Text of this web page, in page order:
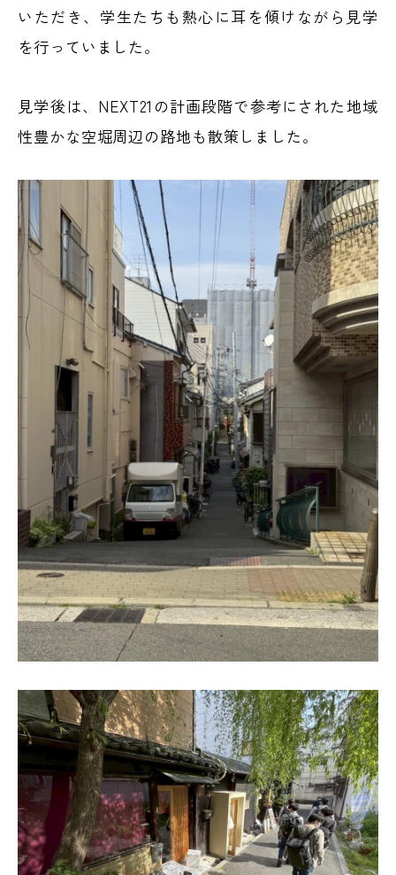
いただき、学生たちも熱心に耳を傾けながら見学
を行っていました。
見学後は、NEXT21の計画段階で参考にされた地域
性豊かな空堀周辺の路地も散策しました。